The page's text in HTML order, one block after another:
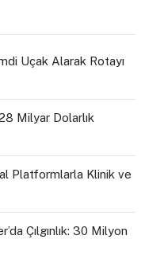
Uçak Alarak Rotayı
Milyar Dolarlık
Platformlarla Klinik ve
Çılgınlık: 30 Milyon